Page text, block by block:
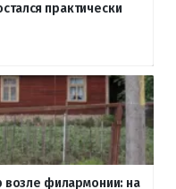
практически
возле филармонии: на